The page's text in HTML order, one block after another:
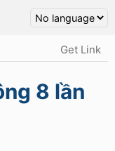
Get Link
8 lần